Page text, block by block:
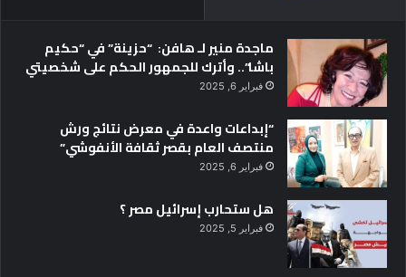
ماجدة منير لـ هافن: “حزينة” في “حكيم
باشا”.. وأترك للجمهور الحكم على شخصيتي
فبراير 6, 2025
“إبداعات واعدة في معرض نتائج ورش
منتصف العام بقصر ثقافة الأنفوشي”
فبراير 6, 2025
هل ستحارب إسرائيل مصر ؟
فبراير 5, 2025